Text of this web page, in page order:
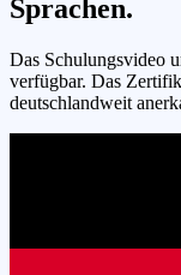
Sprachen.
Das Schulungsvideo
verfügbar. Das
deutschlandweit